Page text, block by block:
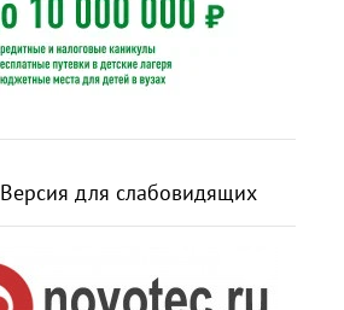
Версия для слабовидящих